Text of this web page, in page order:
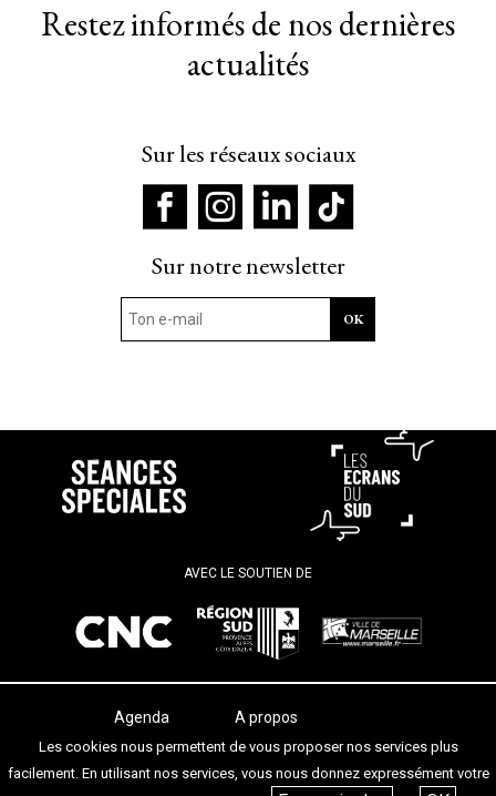
Restez informés de nos dernières
actualités
Sur les réseaux sociaux
Sur notre newsletter
AVEC LE SOUTIEN DE
Agenda
Les salles
Les festivals
A propos
Termes et conditions
Les cookies nous permettent de vous proposer nos services plus
facilement. En utilisant nos services, vous nous donnez expressément votre